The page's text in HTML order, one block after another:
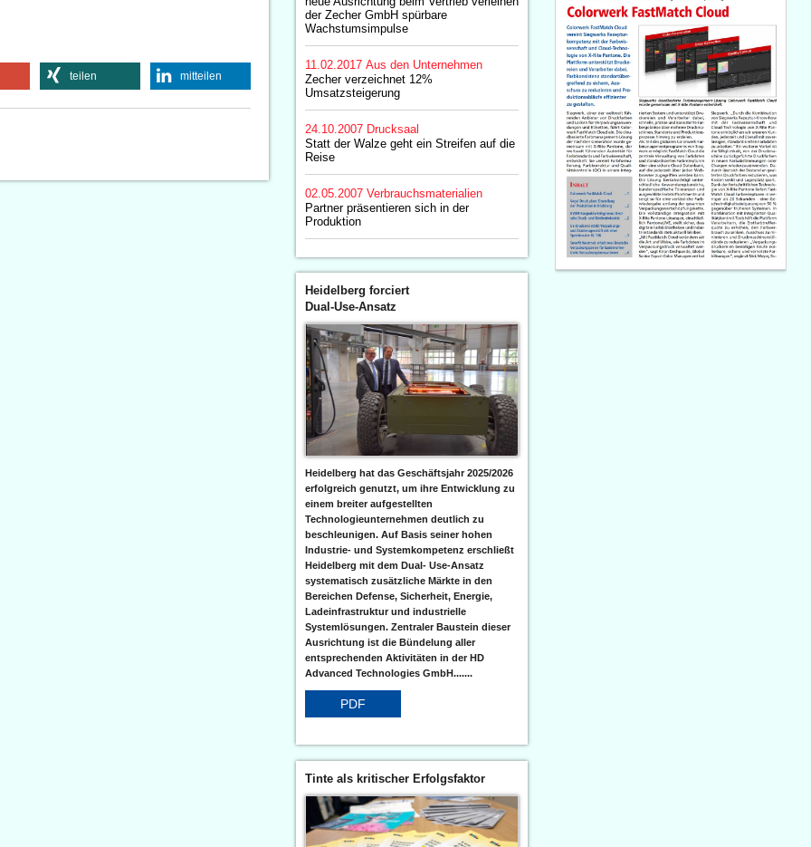
teilen mitteilen
der Zecher GmbH spürbare
Wachstumsimpulse
11.02.2017 Aus den Unternehmen
Zecher verzeichnet 12%
Umsatzsteigerung
24.10.2007 Drucksaal
Statt der Walze geht ein Streifen auf die
Reise
02.05.2007 Verbrauchsmaterialien
Partner präsentieren sich in der
Produktion
Heidelberg forciert
Dual-Use-Ansatz
Heidelberg hat das Geschäftsjahr 2025/2026
erfolgreich genutzt, um ihre Entwicklung zu
einem breiter aufgestellten
Technologieunternehmen deutlich zu
beschleunigen. Auf Basis seiner hohen
Industrie- und Systemkompetenz erschließt
Heidelberg mit dem Dual- Use-Ansatz
systematisch zusätzliche Märkte in den
Bereichen Defense, Sicherheit, Energie,
Ladeinfrastruktur und industrielle
Systemlösungen. Zentraler Baustein dieser
Ausrichtung ist die Bündelung aller
entsprechenden Aktivitäten in der HD
Advanced Technologies GmbH.......
PDF
Tinte als kritischer Erfolgsfaktor